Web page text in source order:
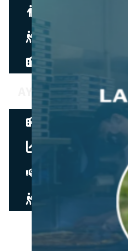
Hazte aliado
Noticias
AYUDA
Tour guiado
Recursos para
Guía del